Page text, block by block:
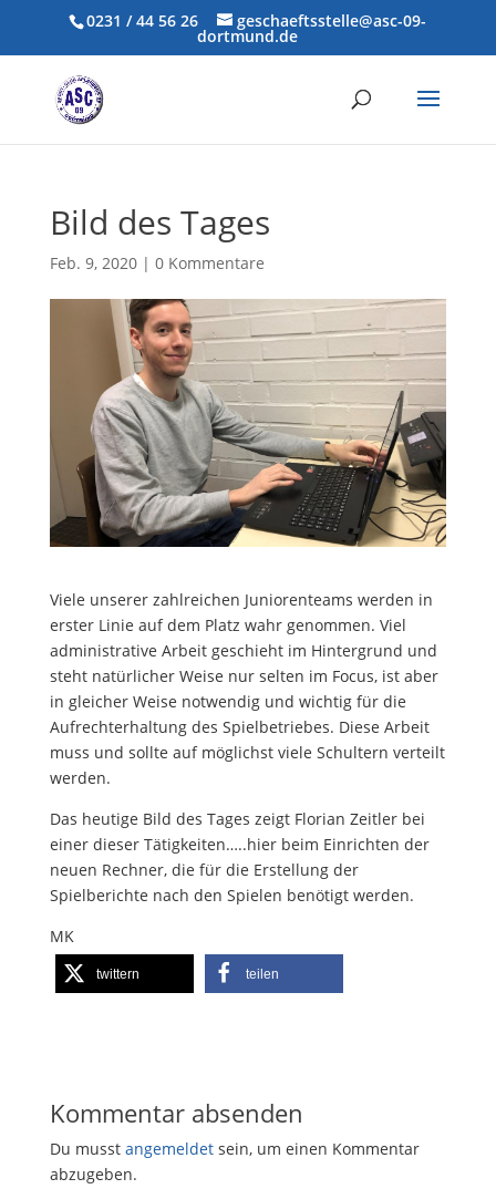
0231 / 44 56 26 geschaeftsstelle@asc-09-
dortmund.de
Bild des Tages
Feb. 9, 2020| 0 Kommentare
Viele unserer zahlreichen Juniorenteams werden in
erster Linie auf dem Platz wahr genommen. Viel
administrative Arbeit geschieht im Hintergrund und
steht natürlicher Weise nur selten im Focus, ist aber
in gleicher Weise notwendig und wichtig für die
Aufrechterhaltung des Spielbetriebes. Diese Arbeit
muss und sollte auf möglichst viele Schultern verteilt
werden.
Das heutige Bild des Tages zeigt Florian Zeitler bei
einer dieser Tätigkeiten…..hier beim Einrichten der
neuen Rechner, die für die Erstellung der
Spielberichte nach den Spielen benötigt werden.
MK
twittern teilen
Kommentar absenden
Du musst angemeldetsein, um einen Kommentar
abzugeben.